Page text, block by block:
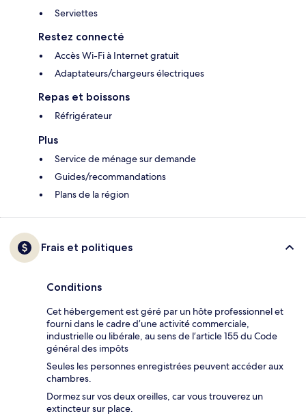
Serviettes
Restez connecté
Accès Wi-Fi à Internet gratuit
Adaptateurs/chargeurs électriques
Repas et boissons
Réfrigérateur
Plus
Service de ménage sur demande
Guides/recommandations
Plans de la région
Frais et politiques
Conditions
Cet hébergement est géré par un hôte professionnel et
fourni dans le cadre d’une activité commerciale,
industrielle ou libérale, au sens de l’article 155 du Code
général des impôts
Seules les personnes enregistrées peuvent accéder aux
chambres.
Dormez sur vos deux oreilles, car vous trouverez un
extincteur sur place.